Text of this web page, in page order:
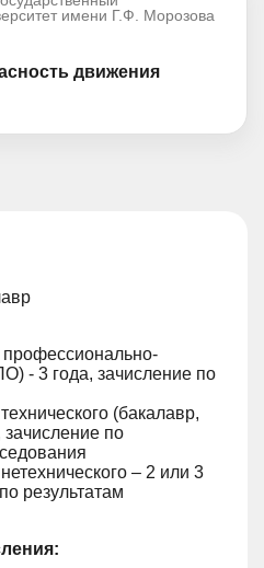
имени Г.Ф. Морозова
движения
профессионально-
- 3 года, зачисление по
(бакалавр,
по
– 2 или 3
результатам